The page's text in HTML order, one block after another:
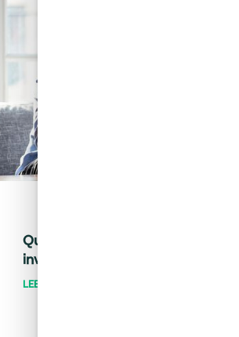
Quiero invertir: ¿cómo distingo una
inversión buena de una mala?
LEER MÁS